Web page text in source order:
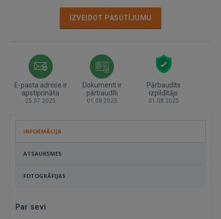
IZVEIDOT PASŪTĪJUMU
E-pasta adrese ir
apstiprināta
25.07.2025
Dokumenti ir
pārbaudīti
01.08.2025
Pārbaudīts
izpildītājs
01.08.2025
INFORMĀCIJA
ATSAUKSMES
FOTOGRĀFIJAS
Par sevi